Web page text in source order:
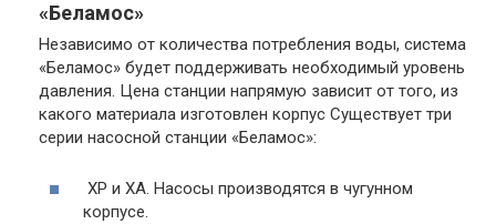
«Беламос»
Независимо от количества потребления воды, система
«Беламос» будет поддерживать необходимый уровень
давления. Цена станции напрямую зависит от того, из
какого материала изготовлен корпус Существует три
серии насосной станции «Беламос»:
XP и XA. Насосы производятся в чугунном
корпусе.